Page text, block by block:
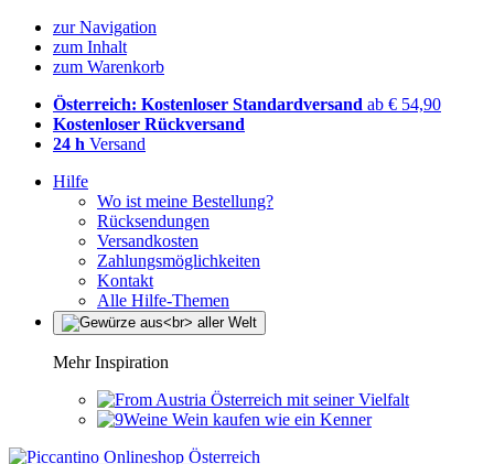
zur Navigation
zum Inhalt
zum Warenkorb
Österreich: Kostenloser Standardversand ab € 54,90
Kostenloser Rückversand
24 h Versand
Hilfe
Wo ist meine Bestellung?
Rücksendungen
Versandkosten
Zahlungsmöglichkeiten
Kontakt
Alle Hilfe-Themen
Mehr Inspiration
Österreich mit seiner Vielfalt
Wein kaufen wie ein Kenner